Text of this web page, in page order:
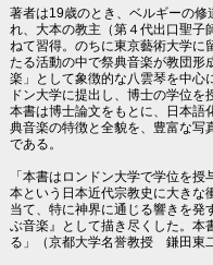
著者は19歳のとき、ベルギーの
れ、大本の教主（第４代出口聖子
ねて習得。のちに東京藝術大学に
たる活動の中で祭典音楽が教団形
楽」として象徴的な八雲琴を中心
ドン大学に提出し、博士の学位を
本書は博士論文をもとに、日本語
典音楽の特徴と全貌を、豊富な写
である。
「本書はロンドン大学で学位を
本という日本近代宗教史に大きな
当て、特に神界に通じる響きを発
ぶ音楽』として描き尽くした。本
る」（京都大学名誉教授 鎌田東